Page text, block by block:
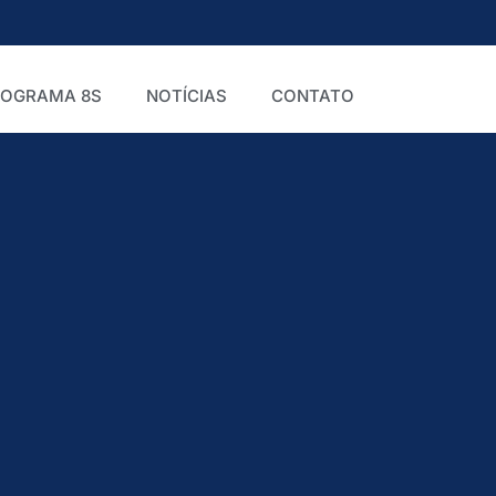
8S NOTÍCIAS CONTATO